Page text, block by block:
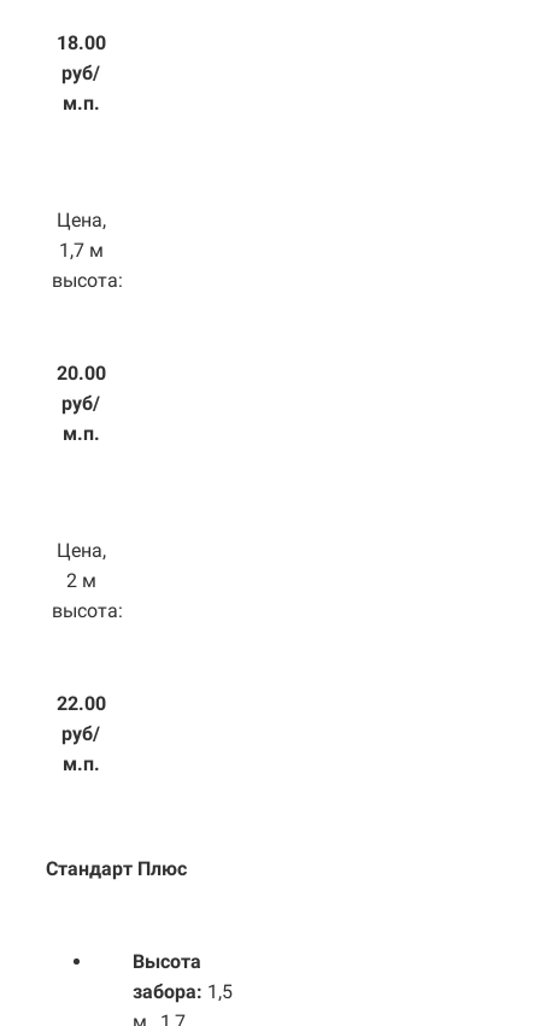
18.00
руб/
м.п.
Цена,
1,7 м
высота:
20.00
руб/
м.п.
Цена,
2 м
высота:
22.00
руб/
м.п.
Стандарт Плюс
Высота
забора: 1,5